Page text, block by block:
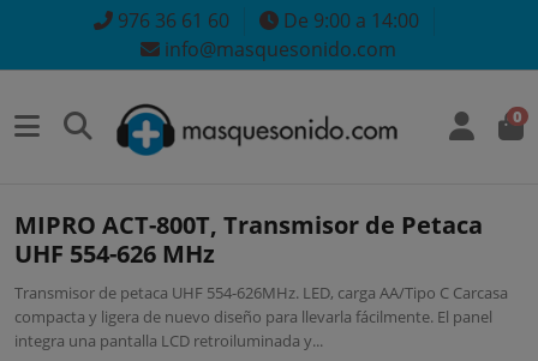
976 36 61 60
De 9:00 a 14:00
info@masquesonido.com
0
MIPRO ACT-800T, Transmisor de Petaca
UHF 554-626 MHz
Transmisor de petaca UHF 554-626MHz. LED, carga AA/Tipo C Carcasa
compacta y ligera de nuevo diseño para llevarla fácilmente. El panel
integra una pantalla LCD retroiluminada y...